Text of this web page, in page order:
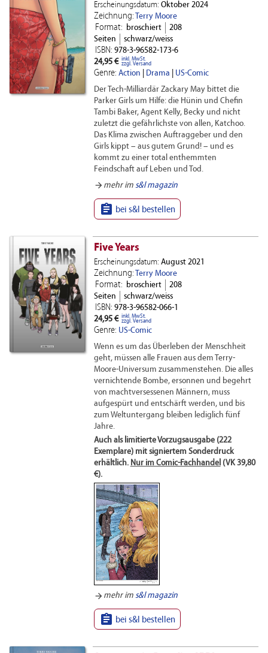
Erscheinungsdatum: Oktober 2024
Zeichnung: Terry Moore
Format: broschiert
208
Seiten
schwarz/weiss
ISBN: 978-3-96582-173-6
24,95 € inkl. MwSt.
zzgl. Versand
Genre: Action Drama
US-Comic
Der Tech-Milliardär Zackary May bittet die
Parker Girls um Hilfe: die Hünin und Chefin
Tambi Baker, Agent Kelly, Becky und nicht
zuletzt die gefährlichste von allen, Katchoo.
Das Klima zwischen Auftraggeber und den
Girls kippt – aus gutem Grund! – und es
kommt zu einer total enthemmten
Feindschaft auf Leben und Tod.
arrow_forward mehr im s&l magazin
 bei s&l bestellen
Five Years
Erscheinungsdatum: August 2021
Zeichnung: Terry Moore
Format: broschiert
208
Seiten
schwarz/weiss
ISBN: 978-3-96582-066-1
24,95 € inkl. MwSt.
zzgl. Versand
Genre: US-Comic
Wenn es um das Überleben der Menschheit
geht, müssen alle Frauen aus dem Terry-
Moore-Universum zusammenstehen. Die alles
vernichtende Bombe, ersonnen und begehrt
von machtversessenen Männern, muss
aufgespürt und entschärft werden, und bis
zum Weltuntergang bleiben lediglich fünf
Jahre.
Auch als limitierte Vorzugsausgabe (222
Exemplare) mit signiertem Sonderdruck
erhältlich. Nur im Comic-Fachhandel(VK 39,80
€).
arrow_forward mehr im s&l magazin
 bei s&l bestellen